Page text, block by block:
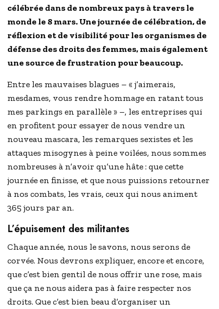
célébrée dans de nombreux pays à travers le
monde le 8 mars. Une journée de célébration, de
réflexion et de visibilité pour les organismes de
défense des droits des femmes, m­­ais également
une source de frustration pour beaucoup.
Entre les mauvaises blagues – « j’aimerais,
mesdames, vous rendre hommage en ratant tous
mes parkings en parallèle » –, les entreprises qui
en profitent pour essayer de nous vendre un
nouveau mascara, les remarques sexistes et les
attaques misogynes à peine voilées, nous sommes
nombreuses à n’avoir qu’u­­­­ne hâte : que cette
journée en finisse, et que nous puissions retourner
à nos combats, les vrais, ceux qui nous animent
365 jours par an.
L’épuisement des militantes
Chaque année, nous le savons, nous serons de
corvée. Nous devrons expliquer, encore et encore,
que c’est bien gentil de nous offrir une rose, mais
que ça ne nous aidera pas à faire respecter nos
droits. Que c’est bien beau d’organiser un